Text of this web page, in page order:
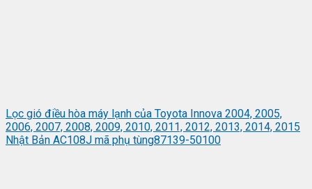
Lọc gió điều hòa máy lạnh của Toyota Innova 2004, 2005,
2006, 2007, 2008, 2009, 2010, 2011, 2012, 2013, 2014, 2015
Nhật Bản AC108J mã phụ tùng87139-50100